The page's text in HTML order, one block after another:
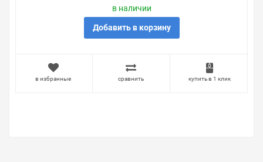
в наличии
Добавить в корзину
в избранные сравнить купить в 1 клик